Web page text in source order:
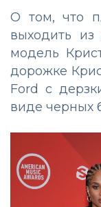
О том, что
выходить
модель
дорожке
Ford с
виде черных